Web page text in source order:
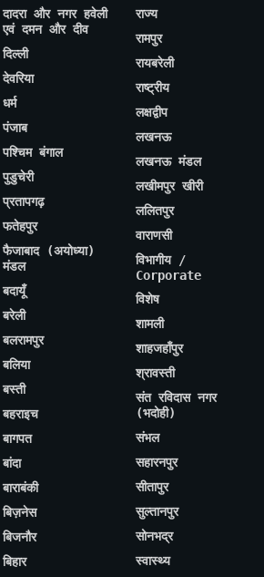
दादरा और नगर हवेली
एवं दमन और दीव
दिल्ली
देवरिया
धर्म
पंजाब
पश्चिम बंगाल
पुडुचेरी
प्रतापगढ़
फतेहपुर
फैजाबाद (अयोध्या)
मंडल
बदायूँ
बरेली
बलरामपुर
बलिया
बस्ती
बहराइच
बागपत
बांदा
बाराबंकी
बिज़नेस
बिजनौर
बिहार
राज्य
रामपुर
रायबरेली
राष्ट्रीय
लक्षद्वीप
लखनऊ
लखनऊ मंडल
लखीमपुर खीरी
ललितपुर
वाराणसी
विभागीय /
Corporate
विशेष
शामली
शाहजहाँपुर
श्रावस्ती
संत रविदास नगर
(भदोही)
संभल
सहारनपुर
सीतापुर
सुल्तानपुर
सोनभद्र
स्वास्थ्य